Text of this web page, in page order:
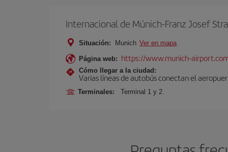
Internacional de Múnich-Franz Josef
Situación: Munich Ver en mapa
Página web: https://www.munich-
Cómo llegar a la ciudad:
Varias líneas de autobús conectan el
Terminales: Terminal 1 y 2.